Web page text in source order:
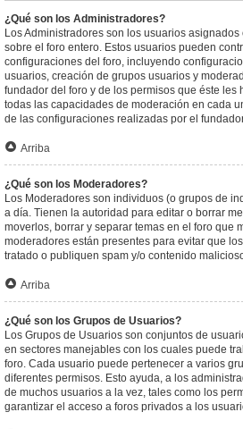
¿Qué son los Administradores?
Los Administradores son los usuarios
sobre el foro entero. Estos usuarios pueden
configuraciones del foro, incluyendo
usuarios, creación de grupos usuarios y
fundador del foro y de los permisos que éste les
todas las capacidades de moderación en cada
de las configuraciones realizadas por el
Arriba
¿Qué son los Moderadores?
Los Moderadores son individuos (o grupos de
a día. Tienen la autoridad para editar o borrar
moverlos, borrar y separar temas en el foro que
moderadores están presentes para evitar que
tratado o publiquen spam y/o contenido
Arriba
¿Qué son los Grupos de Usuarios?
Los Grupos de Usuarios son conjuntos de
en sectores manejables con los cuales puede
foro. Cada usuario puede pertenecer a varios
diferentes permisos. Esto ayuda, a los
de muchos usuarios a la vez, tales como los
garantizar el acceso a foros privados a los